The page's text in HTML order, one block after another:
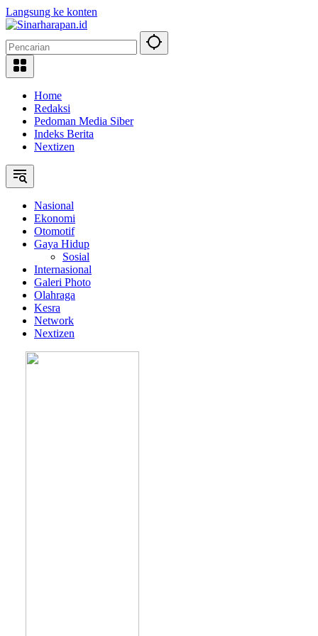
Langsung ke konten
Home
Redaksi
Pedoman Media Siber
Indeks Berita
Nextizen
Nasional
Ekonomi
Otomotif
Gaya Hidup
Sosial
Internasional
Galeri Photo
Olahraga
Kesra
Network
Nextizen